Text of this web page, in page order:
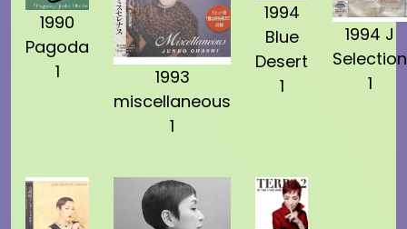
1990
Pagoda
1
1993
miscellaneous
1
1994
Blue
Desert
1
1994 J
Selection
1